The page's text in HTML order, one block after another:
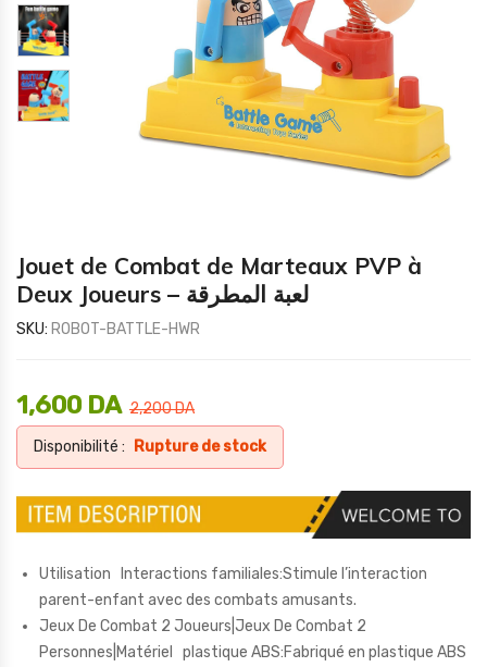
Jouet de Combat de Marteaux PVP à
Deux Joueurs – لعبة المطرقة
SKU: ROBOT-BATTLE-HWR
2,200DA
1,600 DA
Disponibilité : Rupture de stock
Utilisation Interactions familiales:Stimule l’interaction
parent-enfant avec des combats amusants.
Jeux De Combat 2 Joueurs|Jeux De Combat 2
Personnes|Matériel plastique ABS:Fabriqué en plastique ABS